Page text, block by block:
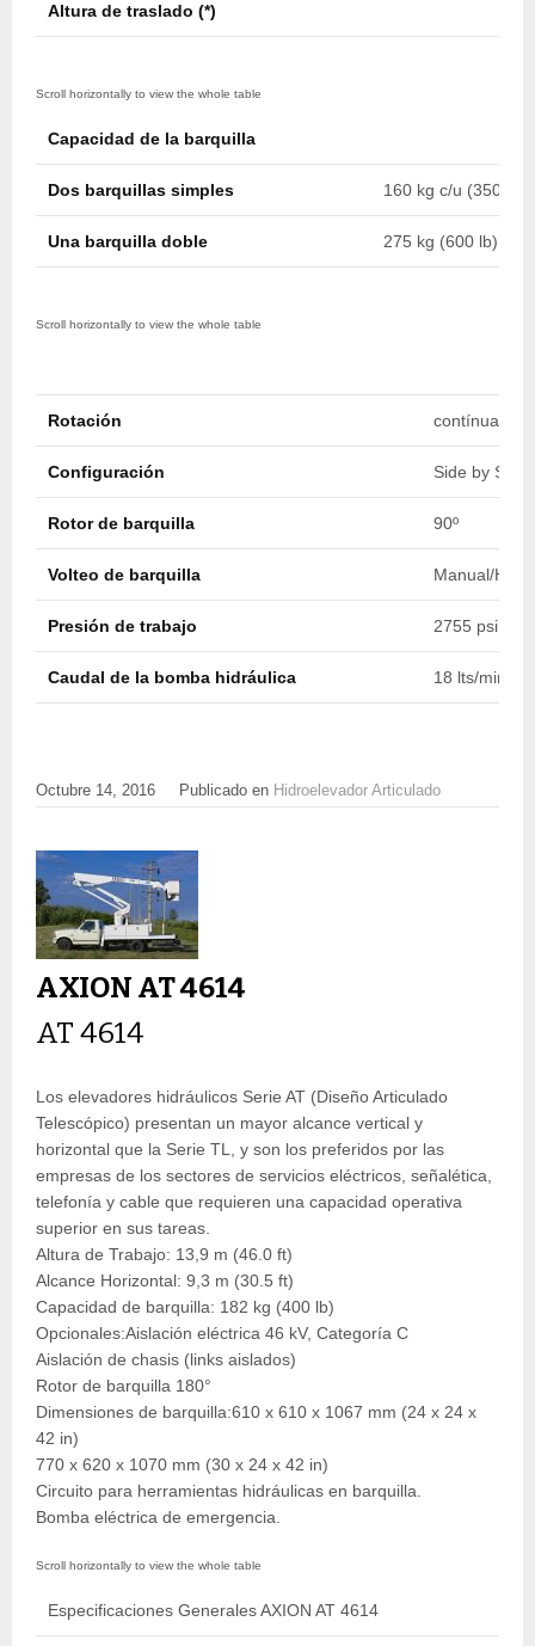
Altura de traslado (*)
Capacidad de la barquilla
Dos barquillas simples 160 kg c/u (350 lb
Una barquilla doble 275 kg (600 lb)
Rotación contínua
Configuración Side by Side
Rotor de barquilla 90º
Volteo de barquilla Manual/
Presión de trabajo 2755 psi
Caudal de la bomba hidráulica 18 lts/min
Octubre 14, 2016 Publicado en Hidroelevador Articulado
AXION AT 4614
AT 4614
Los elevadores hidráulicos Serie AT (Diseño Articulado
Telescópico) presentan un mayor alcance vertical y
horizontal que la Serie TL, y son los preferidos por las
empresas de los sectores de servicios eléctricos, señalética,
telefonía y cable que requieren una capacidad operativa
superior en sus tareas.
Altura de Trabajo: 13,9 m (46.0 ft)
Alcance Horizontal: 9,3 m (30.5 ft)
Capacidad de barquilla: 182 kg (400 lb)
Opcionales:Aislación eléctrica 46 kV, Categoría C
Aislación de chasis (links aislados)
Rotor de barquilla 180°
Dimensiones de barquilla:610 x 610 x 1067 mm (24 x 24 x
42 in)
770 x 620 x 1070 mm (30 x 24 x 42 in)
Circuito para herramientas hidráulicas en barquilla.
Bomba eléctrica de emergencia.
Especificaciones Generales AXION AT 4614